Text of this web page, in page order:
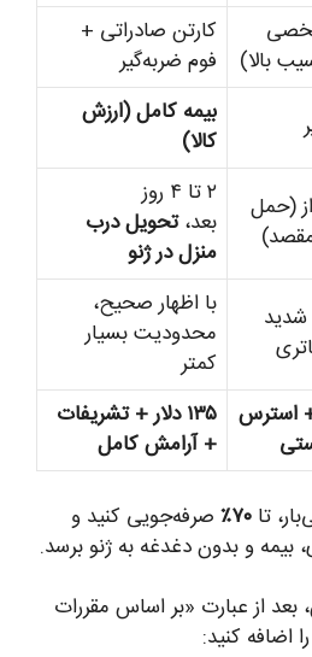
بالا)
کارتن صادراتی +
فوم ضربه‌گیر
بیمه کامل (ارزش
کالا)
(حمل
۲ تا ۴ روز
بعد،تحویل درب
منزل در ژنو
با اظهار صحیح،
محدودیت بسیار
کمتر
+ استرس
۱۳۵ دلار + تشریفات
+ آرامش کامل
تا ۷۰٪ صرفه‌جویی کنید و
بیمه و بدون دغدغه به ژنو برسد.
از عبارت «بر اساس مقررات